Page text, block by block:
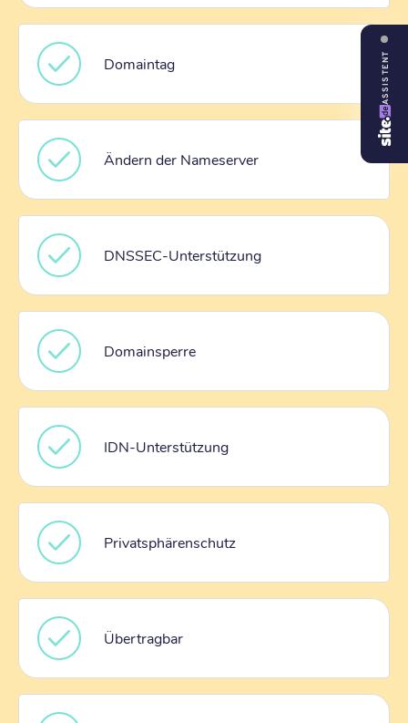
Domaintag
Ändern der Nameserver
DNSSEC-Unterstützung
Domainsperre
IDN-Unterstützung
Privatsphärenschutz
Übertragbar
ASSISTENT